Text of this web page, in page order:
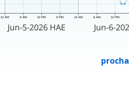
12 AM 6 AM 12 PM 6 PM 12 AM 6 AM 12 PM
Jun-5-2026 HAE Jun-6-